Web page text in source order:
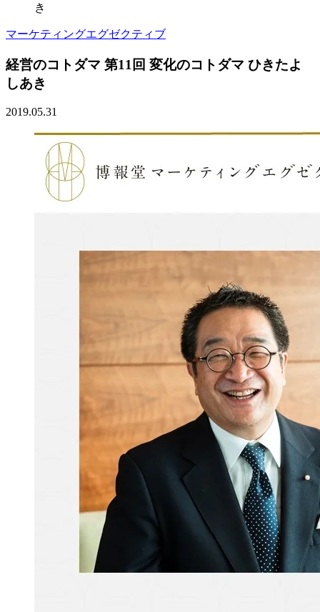
き
マーケティングエグゼクティブ
経営のコトダマ 第11回 変化のコトダマ ひきたよ
しあき
2019.05.31